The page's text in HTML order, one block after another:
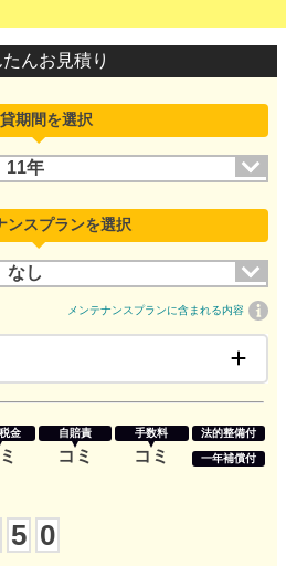
んお見積り
期間を選択
11年
ンスプランを選択
なし
メンテナンスプランに含まれる内容
金 自賠責
コミ
手数料
コミ
法的整備付
一年補償付
5 0